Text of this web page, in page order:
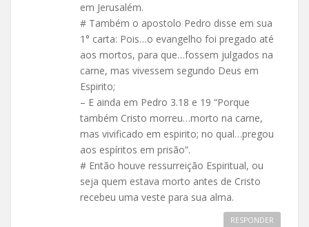
em Jerusalém.
# Também o apostolo Pedro disse em sua
1° carta: Pois…o evangelho foi pregado até
aos mortos, para que…fossem julgados na
carne, mas vivessem segundo Deus em
Espirito;
– E ainda em Pedro 3.18 e 19 “Porque
também Cristo morreu…morto na carne,
mas vivificado em espirito; no qual…pregou
aos espíritos em prisão”.
# Então houve ressurreição Espiritual, ou
seja quem estava morto antes de Cristo
recebeu uma veste para sua alma.
RESPONDER